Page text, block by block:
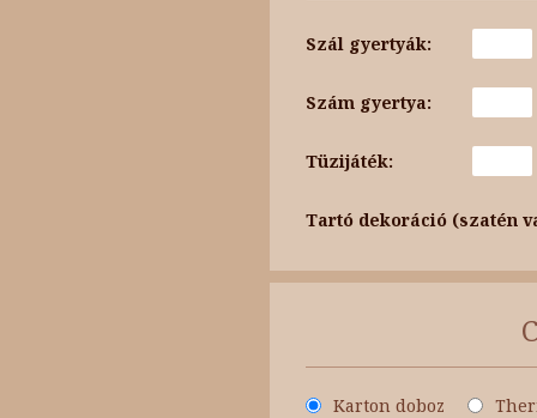
Szál gyertyák:
Szám gyertya:
Tüzijáték:
Tartó dekoráció (szatén
Karton doboz